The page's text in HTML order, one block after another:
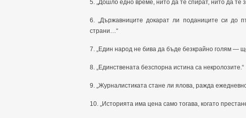
5. „Дошло едно време, нито да те спират, нито да те
6. „Държавниците докарат ли поданиците си до
страни…“
7. „Един народ не бива да бъде безкрайно голям —
8. „Единствената безспорна истина са некролозите.“
9. „Журналистиката стане ли ялова, ражда
10. „Историята има цена само тогава, когато